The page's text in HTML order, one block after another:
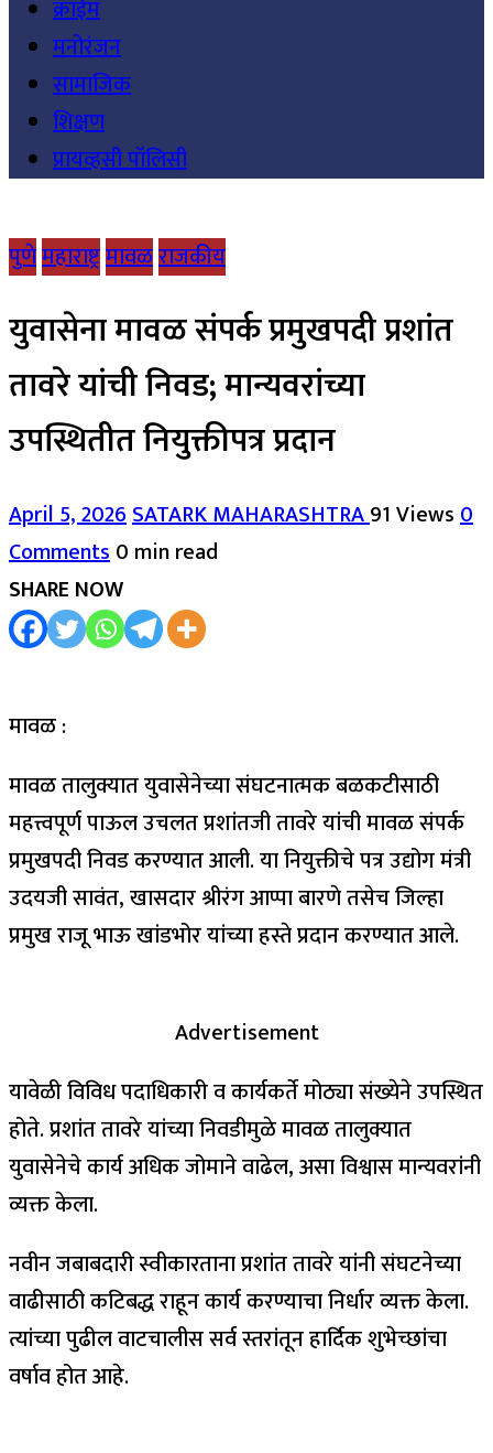
क्राईम
मनोरंजन
सामाजिक
शिक्षण
प्रायव्हसी पॉलिसी
पुणेमहाराष्ट्रमावळराजकीय
युवासेना मावळ संपर्क प्रमुखपदी प्रशांत
तावरे यांची निवड; मान्यवरांच्या
उपस्थितीत नियुक्तीपत्र प्रदान
April 5, 2026SATARK MAHARASHTRA91 Views0
Comments0 min read
SHARE NOW
मावळ :
मावळ तालुक्यात युवासेनेच्या संघटनात्मक बळकटीसाठी
महत्त्वपूर्ण पाऊल उचलत प्रशांतजी तावरे यांची मावळ संपर्क
प्रमुखपदी निवड करण्यात आली. या नियुक्तीचे पत्र उद्योग मंत्री
उदयजी सावंत, खासदार श्रीरंग आप्पा बारणे तसेच जिल्हा
प्रमुख राजू भाऊ खांडभोर यांच्या हस्ते प्रदान करण्यात आले.
Advertisement
यावेळी विविध पदाधिकारी व कार्यकर्ते मोठ्या संख्येने उपस्थित
होते. प्रशांत तावरे यांच्या निवडीमुळे मावळ तालुक्यात
युवासेनेचे कार्य अधिक जोमाने वाढेल, असा विश्वास मान्यवरांनी
व्यक्त केला.
नवीन जबाबदारी स्वीकारताना प्रशांत तावरे यांनी संघटनेच्या
वाढीसाठी कटिबद्ध राहून कार्य करण्याचा निर्धार व्यक्त केला.
त्यांच्या पुढील वाटचालीस सर्व स्तरांतून हार्दिक शुभेच्छांचा
वर्षाव होत आहे.